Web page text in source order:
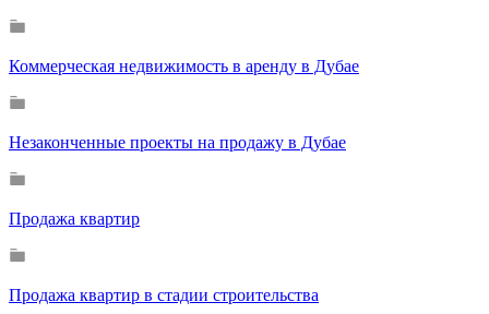
Коммерческая недвижимость в аренду в Дубае
Незаконченные проекты на продажу в Дубае
Продажа квартир
Продажа квартир в стадии строительства